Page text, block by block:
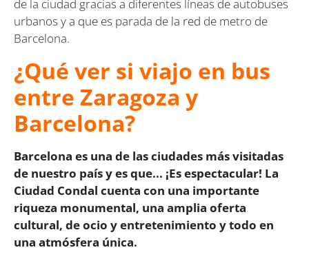
de la ciudad gracias a diferentes líneas de autobuses
urbanos y a que es parada de la red de metro de
Barcelona.
¿Qué ver si viajo en bus
entre Zaragoza y
Barcelona?
Barcelona es una de las ciudades más visitadas
de nuestro país y es que... ¡Es espectacular! La
Ciudad Condal cuenta con una importante
riqueza monumental, una amplia oferta
cultural, de ocio y entretenimiento y todo en
una atmósfera única.